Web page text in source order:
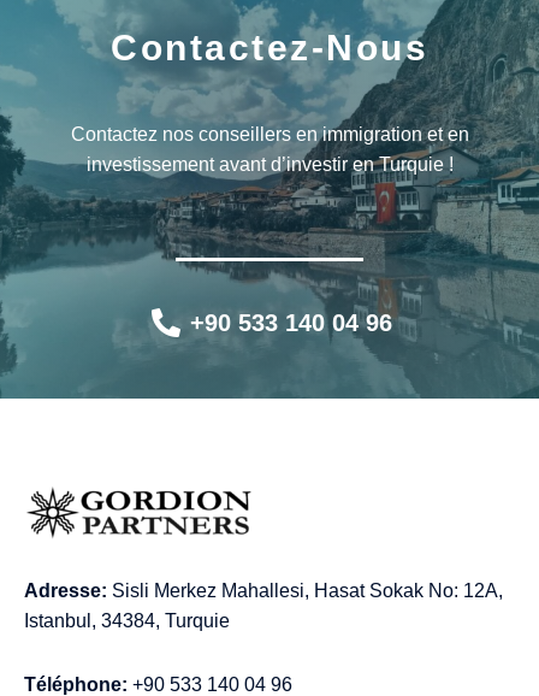
Contactez-Nous
Contactez nos conseillers en immigration et en
investissement avant d’investir en Turquie !
+90 533 140 04 96
Adresse: Sisli Merkez Mahallesi, Hasat Sokak No: 12A,
Istanbul, 34384, Turquie
Téléphone: +90 533 140 04 96